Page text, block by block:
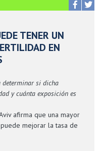
TENER UN
EN
determinar si dicha
y cuánta exposición es
afirma que una mayor
mejorar la tasa de